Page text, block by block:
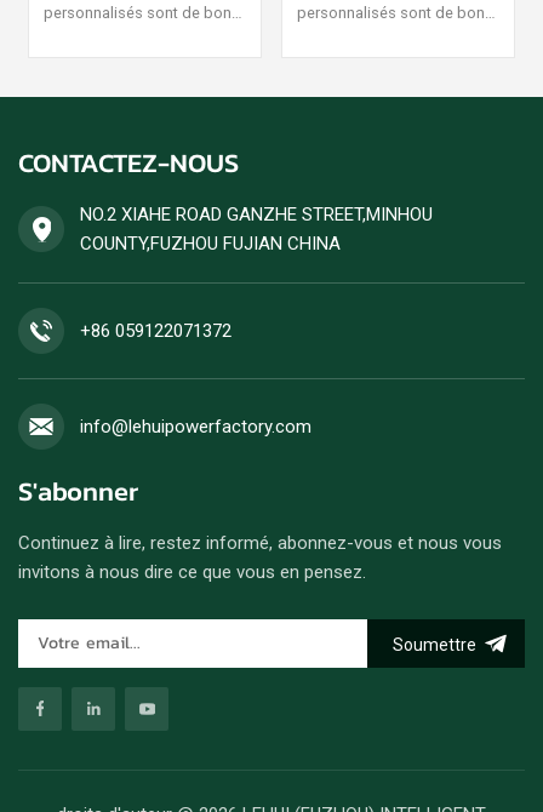
personnalisés sont de bons
solaire et le groupe
personnalisés sont de bons
solaire et le groupe
CONTACTEZ-NOUS
NO.2 XIAHE ROAD GANZHE STREET,MINHOU
COUNTY,FUZHOU FUJIAN CHINA
+86 059122071372
info@lehuipowerfactory.com
S'abonner
Continuez à lire, restez informé, abonnez-vous et nous vous
invitons à nous dire ce que vous en pensez.
Soumettre